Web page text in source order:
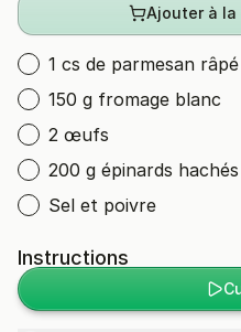
Ajouter à la
1 cs de parmesan râpé
150 g fromage blanc
2 œufs
200 g épinards hachés
Sel et poivre
Instructions